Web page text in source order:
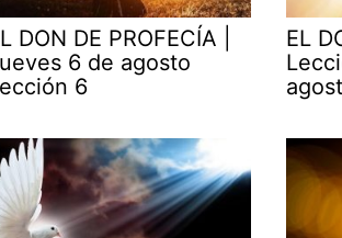
DON DE PROFECÍA |
6 de agosto
6
EL